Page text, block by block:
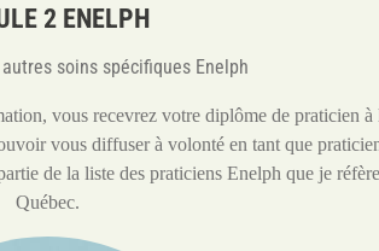
2 ENELPH
soins spécifiques Enelph
vous recevrez votre diplôme de praticien à
vous diffuser à volonté en tant que
de la liste des praticiens Enelph que je
Québec.